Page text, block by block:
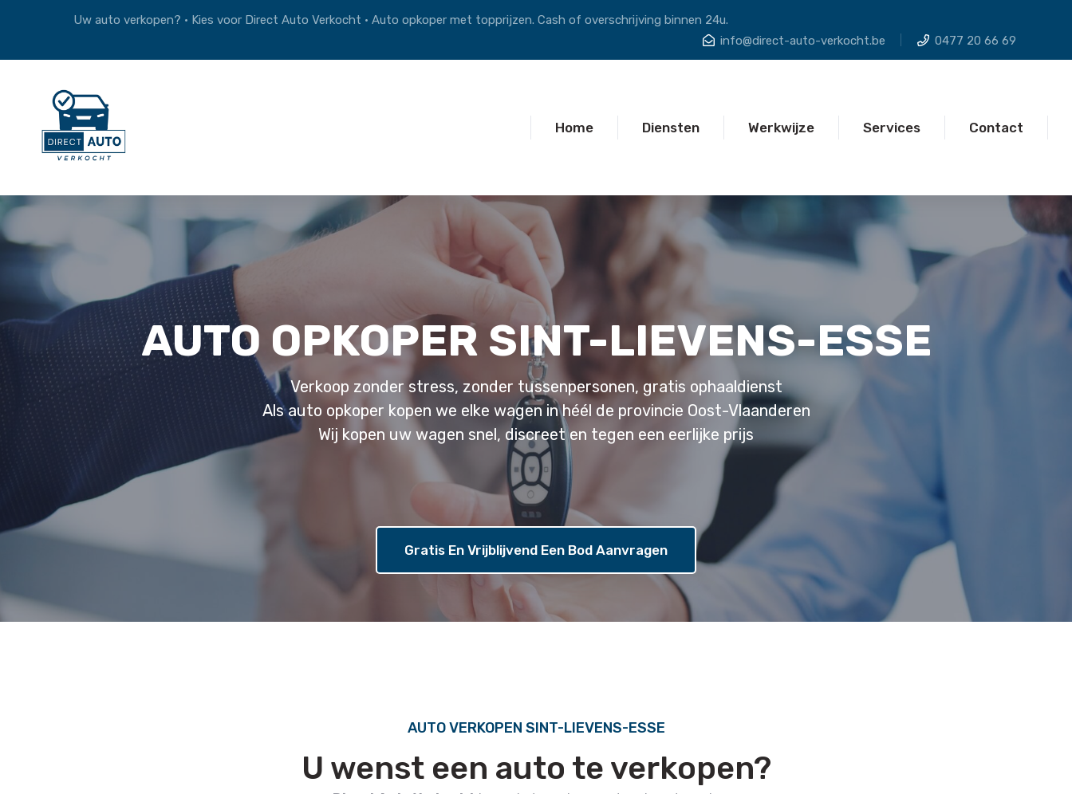
Uw auto verkopen? • Kies voor Direct Auto Verkocht • Auto opkoper met topprijzen. Cash of overschrijving binnen 24u.
info@direct-auto-verkocht.be
0477 20 66 69
Home Diensten Werkwijze Services Contact
AUTO OPKOPER SINT-LIEVENS-ESSE
Verkoop zonder stress, zonder tussenpersonen, gratis ophaaldienst
Als auto opkoper kopen we elke wagen in héél de provincie Oost-Vlaanderen
Wij kopen uw wagen snel, discreet en tegen een eerlijke prijs
Gratis En Vrijblijvend Een Bod Aanvragen
AUTO VERKOPEN SINT-LIEVENS-ESSE
U wenst een auto te verkopen?